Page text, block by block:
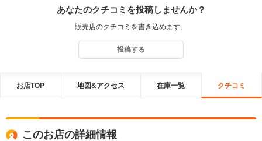
あなたのクチコミを投稿しませんか？
販売店のクチコミを書き込めます。
投稿する
お店TOP 地図&アクセス 在庫一覧 クチコミ
このお店の詳細情報